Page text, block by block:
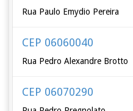
Rua Paulo Emydio Pereira
CEP 06060040
Rua Pedro Alexandre Brotto
CEP 06070290